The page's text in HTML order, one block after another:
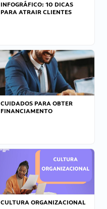
INFOGRÁFICO: 10 DICAS
PARA ATRAIR CLIENTES
CUIDADOS PARA OBTER
FINANCIAMENTO
CULTURA ORGANIZACIONAL